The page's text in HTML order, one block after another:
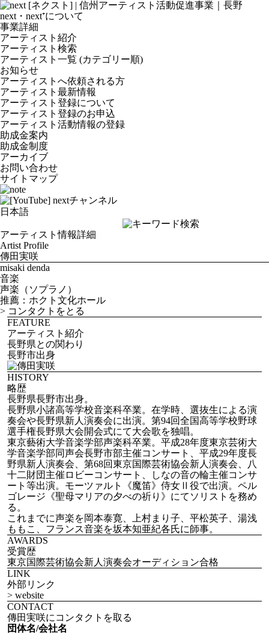
next・next⁺について
事業詳細
アーティスト紹介
アーティスト検索
アーティスト一覧 (カテゴリー順)
お知らせ
アーティストへ依頼される方
アーティスト最新情報
アーティスト登録について
アーティスト登録のお申込
アーティスト活動情報の登録
助成金案内
助成金制度
アーカイブ
お問い合わせ
サイトマップ
アーティスト情報詳細
Artist Profile
傳田実咲
misaki denda
音楽
声楽（ソプラノ）
推薦：ホクト文化ホール
> コンタクトをとる
FEATURE
アーティスト紹介
長野県との関わり
長野市出身
HISTORY
略歴
長野県長野市出身。
長野県小諸高等学校音楽科卒業。在学時、選抜生による演
奏会や長野県新人演奏会に出演。第94回全国高等学校野球
選手権長野県大会開会式にて大会歌を独唱。
東京藝術大学音楽学部声楽科卒業。平成28年度東京芸術大
学音楽学部同声会長野市部主催コンサート、平成29年度長
野県新人演奏会、第68回東京国際芸術協会新人演奏会、八
十二財団主催ロビーコンサート、しなの音の輪主催コンサ
ート等出演。モーツァルト《魔笛》侍女Ⅱ役で出演。ペル
ゴレージ《聖母マリアの夕べの祈り》にてソリストを務め
る。
これまでに声楽を岡本泰寛、上村まり子、平松英子、湯浅
ももこ、フランス音楽を坂本知亜紀各氏に師事。
AWARDS
受賞歴
東京国際芸術協会新人演奏会オーディション合格
LINK
外部リンク
> website
CONTACT
傳田実咲にコンタクトを取る
団体名/会社名